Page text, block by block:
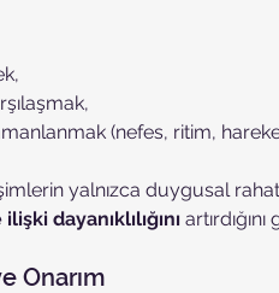
(nefes, ritim,
yalnızca duygusal
dayanıklılığını
Onarım